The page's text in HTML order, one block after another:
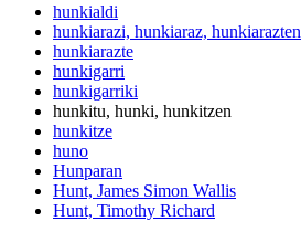
hunkialdi
hunkiarazi, hunkiaraz, hunkiarazten
hunkiarazte
hunkigarri
hunkigarriki
hunkitu, hunki, hunkitzen
hunkitze
huno
Hunparan
Hunt, James Simon Wallis
Hunt, Timothy Richard